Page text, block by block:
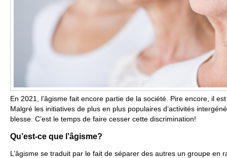
En 2021, l’âgisme fait encore partie de la société. Pire encore, il
Malgré les initiatives de plus en plus populaires d’activités
blesse. C’est le temps de faire cesser cette discrimination!
Qu’est-ce que l’âgisme?
L’âgisme se traduit par le fait de séparer des autres un groupe en